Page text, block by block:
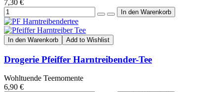
7,30 €
In den Warenkorb Add to Wishlist
Drogerie Pfeiffer Harntreibender-Tee
Wohltuende Teemomente
6,90 €